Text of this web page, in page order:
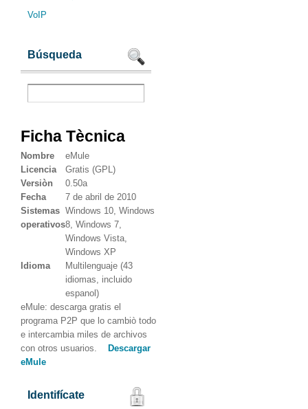
VoIP
Búsqueda
Ficha Tècnica
Nombre
eMule
Licencia
Gratis (GPL)
Versiòn
0.50a
Fecha
7 de abril de 2010
Sistemas
operativos
Windows 10, Windows
8, Windows 7,
Windows Vista,
Windows XP
Idioma
Multilenguaje (43
idiomas, incluido
espanol)
eMule: descarga gratis el
programa P2P que lo cambiò todo
e intercambia miles de archivos
con otros usuarios.
Descargar
eMule
Identifícate